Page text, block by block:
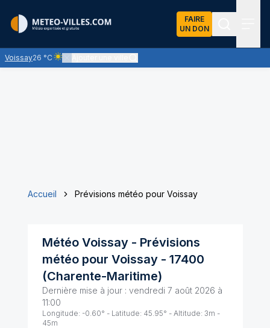
FAIRE
UN DON
Voissay26 °C
Ciel clair - quasiment pas de nuages et un soleil omniprésent
Accueil Prévisions météo pour Voissay
Météo Voissay- Prévisions
météo pour Voissay- 17400
(Charente-Maritime)
Dernière mise à jour : vendredi 7 août 2026 à
11:00
Longitude: -0.60° - Latitude: 45.95° - Altitude: 3m -
45m